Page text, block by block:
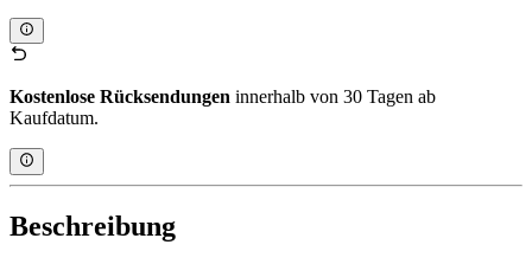
Kostenlose Rücksendungen innerhalb von 30 Tagen ab
Kaufdatum.
Beschreibung